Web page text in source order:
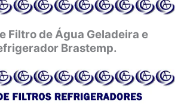
Filtro de Água Geladeira e
Brastemp.